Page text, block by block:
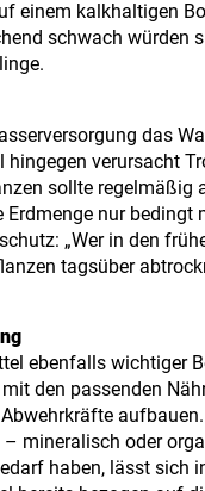
einem kalkhaltigen
schwach würden
das
hingegen verursacht
sollte
nur
„Wer in den
tagsüber
ebenfalls wichtiger
den passenden
mineralisch oder
haben, lässt sich